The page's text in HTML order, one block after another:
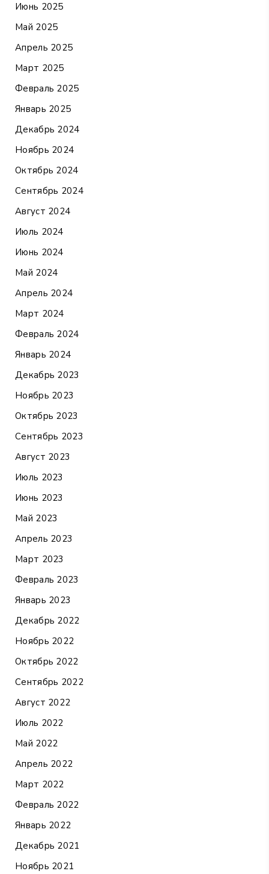
Июнь 2025
Май 2025
Апрель 2025
Март 2025
Февраль 2025
Январь 2025
Декабрь 2024
Ноябрь 2024
Октябрь 2024
Сентябрь 2024
Август 2024
Июль 2024
Июнь 2024
Май 2024
Апрель 2024
Март 2024
Февраль 2024
Январь 2024
Декабрь 2023
Ноябрь 2023
Октябрь 2023
Сентябрь 2023
Август 2023
Июль 2023
Июнь 2023
Май 2023
Апрель 2023
Март 2023
Февраль 2023
Январь 2023
Декабрь 2022
Ноябрь 2022
Октябрь 2022
Сентябрь 2022
Август 2022
Июль 2022
Май 2022
Апрель 2022
Март 2022
Февраль 2022
Январь 2022
Декабрь 2021
Ноябрь 2021